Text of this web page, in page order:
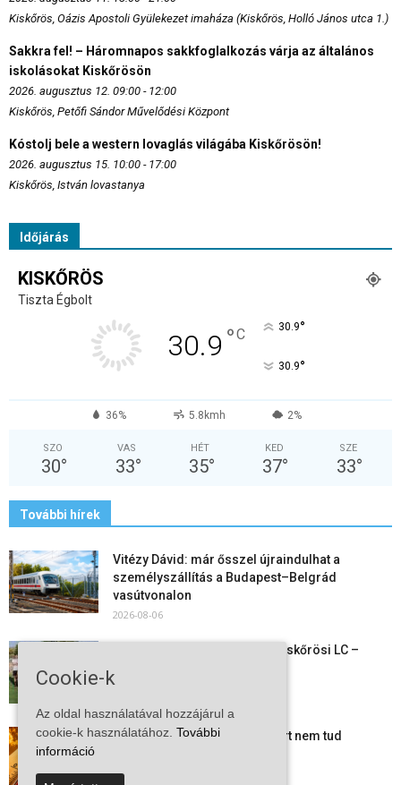
Kiskőrös, Oázis Apostoli Gyülekezet imaháza (Kiskőrös, Holló János utca 1.)
Sakkra fel! – Háromnapos sakkfoglalkozás várja az általános
iskolásokat Kiskőrösön
2026. augusztus 12. 09:00 - 12:00
Kiskőrös, Petőfi Sándor Művelődési Központ
Kóstolj bele a western lovaglás világába Kiskőrösön!
2026. augusztus 15. 10:00 - 17:00
Kiskőrös, István lovastanya
Időjárás
KISKŐRÖS
Tiszta Égbolt
30.9 °C 30.9°
30.9°
36% 5.8kmh 2%
SZO
30°
VAS
33°
HÉT
35°
KED
37°
SZE
33°
További hírek
Vitézy Dávid: már ősszel újraindulhat a
személyszállítás a Budapest–Belgrád
vasútvonalon
2026-08-06
Megkezdte a felkészülést a Kiskőrösi LC –
2026-08-06
Mi történik Európa felett? Ezért nem tud
2026-08-05
Cookie-k
Az oldal használatával hozzájárul a
cookie-k használatához. További
információ